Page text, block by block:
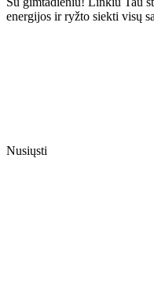
energijos ir ryžto siekti visų
Nusiųsti